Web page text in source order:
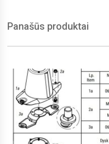
Panašūs produktai